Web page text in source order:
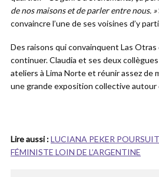
de nos maisons et de parler entre nous. »
convaincre l’une de ses voisines d’y
Des raisons qui convainquent Las Otras
continuer. Claudia et ses deux
ateliers à Lima Norte et réunir assez de
une grande exposition collective autour
Lire aussi :LUCIANA PEKER
FÉMINISTE LOIN DE L’ARGENTINE